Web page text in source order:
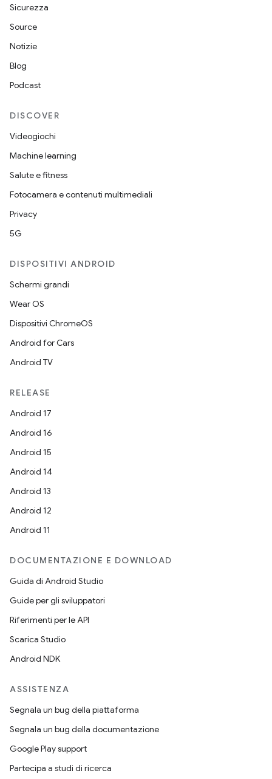
Sicurezza
Source
Notizie
Blog
Podcast
DISCOVER
Videogiochi
Machine learning
Salute e fitness
Fotocamera e contenuti multimediali
Privacy
5G
DISPOSITIVI ANDROID
Schermi grandi
Wear OS
Dispositivi ChromeOS
Android for Cars
Android TV
RELEASE
Android 17
Android 16
Android 15
Android 14
Android 13
Android 12
Android 11
DOCUMENTAZIONE E DOWNLOAD
Guida di Android Studio
Guide per gli sviluppatori
Riferimenti per le API
Scarica Studio
Android NDK
ASSISTENZA
Segnala un bug della piattaforma
Segnala un bug della documentazione
Google Play support
Partecipa a studi di ricerca